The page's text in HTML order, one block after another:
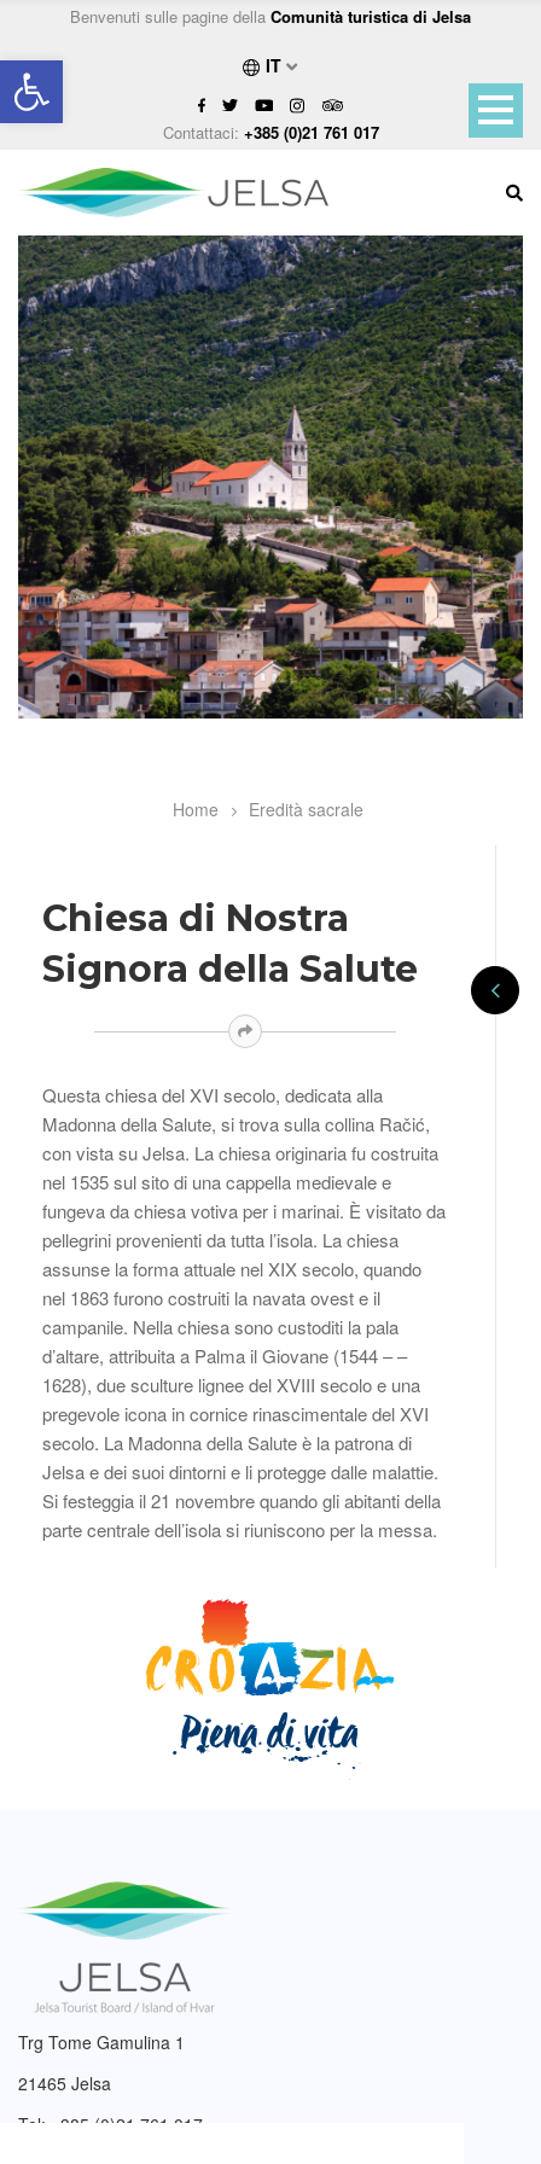
Open toolbar
Benvenuti sulle pagine della Comunità turistica di Jelsa
IT
Contattaci: +385 (0)21 761 017
BreadcrumbHome Eredità sacrale
Chiesa di Nostra
Signora della Salute
Questa chiesa del XVI secolo, dedicata alla
Madonna della Salute, si trova sulla collina Račić,
con vista su Jelsa. La chiesa originaria fu costruita
nel 1535 sul sito di una cappella medievale e
fungeva da chiesa votiva per i marinai. È visitato da
pellegrini provenienti da tutta l’isola. La chiesa
assunse la forma attuale nel XIX secolo, quando
nel 1863 furono costruiti la navata ovest e il
campanile. Nella chiesa sono custoditi la pala
d’altare, attribuita a Palma il Giovane (1544 – –
1628), due sculture lignee del XVIII secolo e una
pregevole icona in cornice rinascimentale del XVI
secolo. La Madonna della Salute è la patrona di
Jelsa e dei suoi dintorni e li protegge dalle malattie.
Si festeggia il 21 novembre quando gli abitanti della
parte centrale dell’isola si riuniscono per la messa.
Trg Tome Gamulina 1
21465 Jelsa
Tel: +385 (0)21 761 017